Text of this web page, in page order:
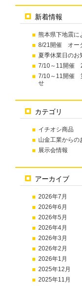
新着情報
熊本県下地震に
8/21開催 オー
夏季休業日のお
7/10～11開催
7/10～11開催
せ
カテゴリ
イチオシ商品
山金工業からの
展示会情報
アーカイブ
2026年7月
2026年6月
2026年5月
2026年4月
2026年3月
2026年2月
2026年1月
2025年12月
2025年11月